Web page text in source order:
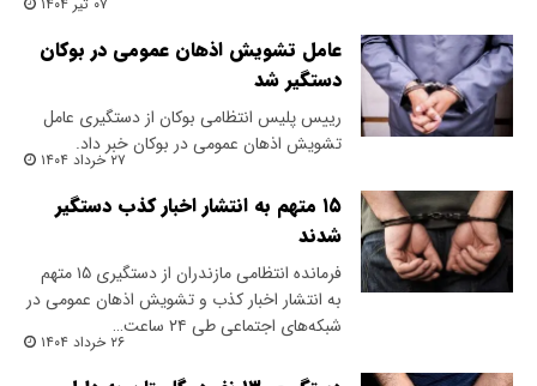
عامل تشویش اذهان عمومی در بوکان
دستگیر شد
رییس پلیس انتظامی بوکان از دستگیری عامل
تشویش اذهان عمومی در بوکان خبر داد.
۲۷ خرداد ۱۴۰۴
۱۵ متهم به انتشار اخبار کذب دستگیر
شدند
فرمانده انتظامی مازندران از دستگیری ۱۵ متهم
به انتشار اخبار کذب و تشویش اذهان عمومی در
شبکه‌های اجتماعی طی ۲۴ ساعت…
۲۶ خرداد ۱۴۰۴